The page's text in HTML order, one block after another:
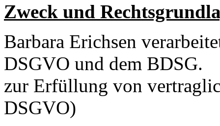
Zweck und
Barbara Erichsen
DSGVO und dem BDSG.
zur Erfüllung von
DSGVO)